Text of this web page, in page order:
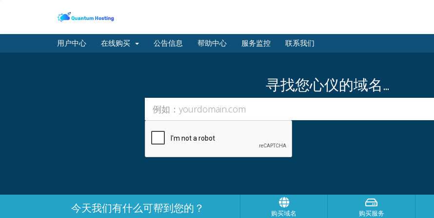
用户中心 在线购买 公告信息 帮助中心 服务监控 联系我们
寻找您心仪的域名…
今天我们有什么可帮到您的？ 购买域名 购买服务